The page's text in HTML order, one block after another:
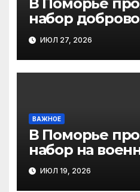
набор
службу по
ИЮЛ 27, 2026
ВАЖНОЕ
В Поморье
набор на
по контракту
ИЮЛ 19, 2026